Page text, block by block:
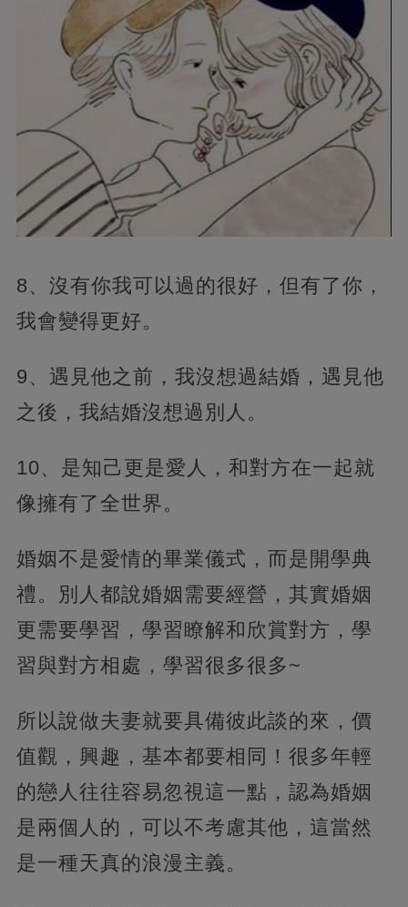
8、沒有你我可以過的很好，但有了你，
我會變得更好。
9、遇見他之前，我沒想過結婚，遇見他
之後，我結婚沒想過別人。
10、是知己更是愛人，和對方在一起就
像擁有了全世界。
婚姻不是愛情的畢業儀式，而是開學典
禮。別人都說婚姻需要經營，其實婚姻
更需要學習，學習瞭解和欣賞對方，學
習與對方相處，學習很多很多~
所以說做夫妻就要具備彼此談的來，價
值觀，興趣，基本都要相同！很多年輕
的戀人往往容易忽視這一點，認為婚姻
是兩個人的，可以不考慮其他，這當然
是一種天真的浪漫主義。